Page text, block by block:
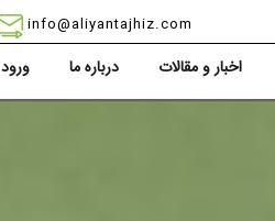
info@aliyantajhiz.com
اخبار و مقالات درباره ما ورود